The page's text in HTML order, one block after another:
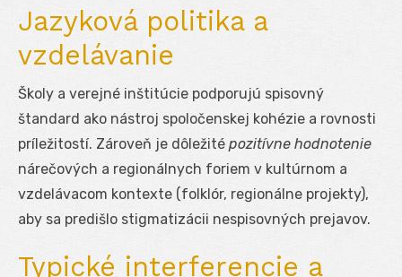
Jazyková politika a
vzdelávanie
Školy a verejné inštitúcie podporujú spisovný
štandard ako nástroj spoločenskej kohézie a rovnosti
príležitostí. Zároveň je dôležité pozitívne hodnotenie
nárečových a regionálnych foriem v kultúrnom a
vzdelávacom kontexte (folklór, regionálne projekty),
aby sa predišlo stigmatizácii nespisovných prejavov.
Typické interferencie a